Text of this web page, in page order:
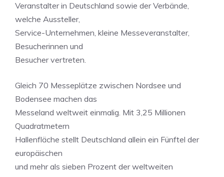
Veranstalter in Deutschland sowie der Verbände,
welche Aussteller,
Service-Unternehmen, kleine Messeveranstalter,
Besucherinnen und
Besucher vertreten.
Gleich 70 Messeplätze zwischen Nordsee und
Bodensee machen das
Messeland weltweit einmalig. Mit 3,25 Millionen
Quadratmetern
Hallenfläche stellt Deutschland allein ein Fünftel der
europäischen
und mehr als sieben Prozent der weltweiten